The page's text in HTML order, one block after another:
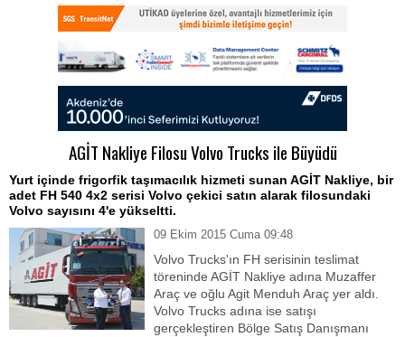
AGİT Nakliye Filosu Volvo Trucks ile Büyüdü
Yurt içinde frigorfik taşımacılık hizmeti sunan AGİT Nakliye, bir
adet FH 540 4x2 serisi Volvo çekici satın alarak filosundaki
Volvo sayısını 4'e yükseltti.
09 Ekim 2015 Cuma 09:48
Volvo Trucks'ın FH serisinin teslimat
töreninde AGİT Nakliye adına Muzaffer
Araç ve oğlu Agit Menduh Araç yer aldı.
Volvo Trucks adına ise satışı
gerçekleştiren Bölge Satış Danışmanı